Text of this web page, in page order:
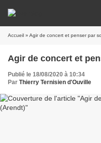
Accueil » Agir de concert et penser par
Agir de concert et
Publié le 18/08/2020 à 10:34
Par Thierry Ternisien d'Ouville